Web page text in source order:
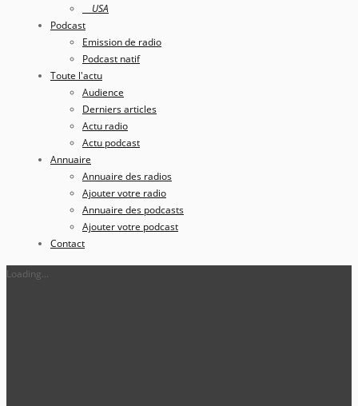
USA
Podcast
Emission de radio
Podcast natif
Toute l'actu
Audience
Derniers articles
Actu radio
Actu podcast
Annuaire
Annuaire des radios
Ajouter votre radio
Annuaire des podcasts
Ajouter votre podcast
Contact
Loading...